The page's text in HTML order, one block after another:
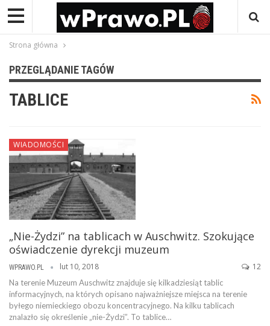
Strona główna
PRZEGLĄDANIE TAGÓW
TABLICE
WIADOMOŚCI
„Nie-Żydzi” na tablicach w Auschwitz. Szokujące
oświadczenie dyrekcji muzeum
WPRAWO.PL lut 10, 2018 12
Na terenie Muzeum Auschwitz znajduje się kilkadziesiąt tablic
informacyjnych, na których opisano najważniejsze miejsca na terenie
byłego niemieckiego obozu koncentracyjnego. Na kilku tablicach
znalazło się określenie „nie-Żydzi”. To tablice…